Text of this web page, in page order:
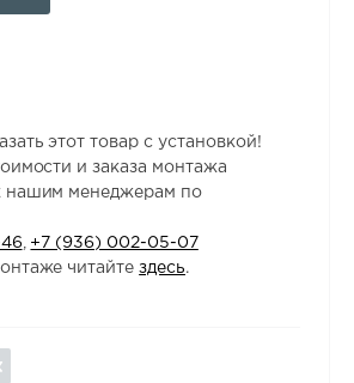
этот товар с установкой!
и заказа монтажа
нашим менеджерам по
+7 (936) 002-05-07
читайтездесь.